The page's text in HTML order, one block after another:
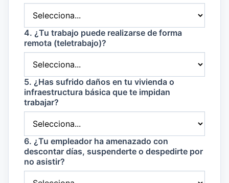
4. ¿Tu trabajo puede realizarse de forma
remota (teletrabajo)?
5. ¿Has sufrido daños en tu vivienda o
infraestructura básica que te impidan
trabajar?
6. ¿Tu empleador ha amenazado con
descontar días, suspenderte o despedirte por
no asistir?